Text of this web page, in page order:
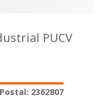
PUCV
2362807